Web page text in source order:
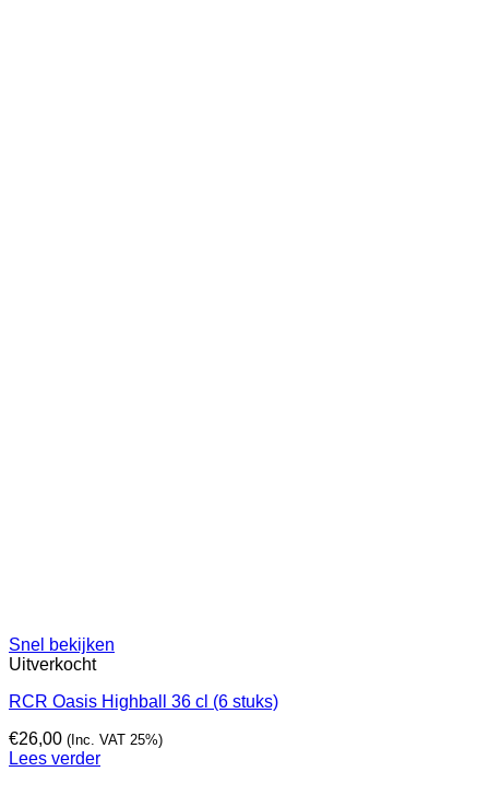
Snel bekijken
Uitverkocht
RCR Oasis Highball 36 cl (6 stuks)
€26,00 (Inc. VAT 25%)
Lees verder